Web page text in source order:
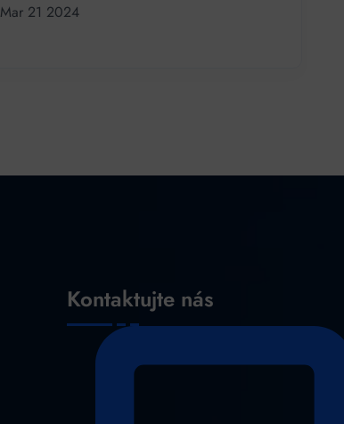
Mar 21 2024
Kontaktujte nás